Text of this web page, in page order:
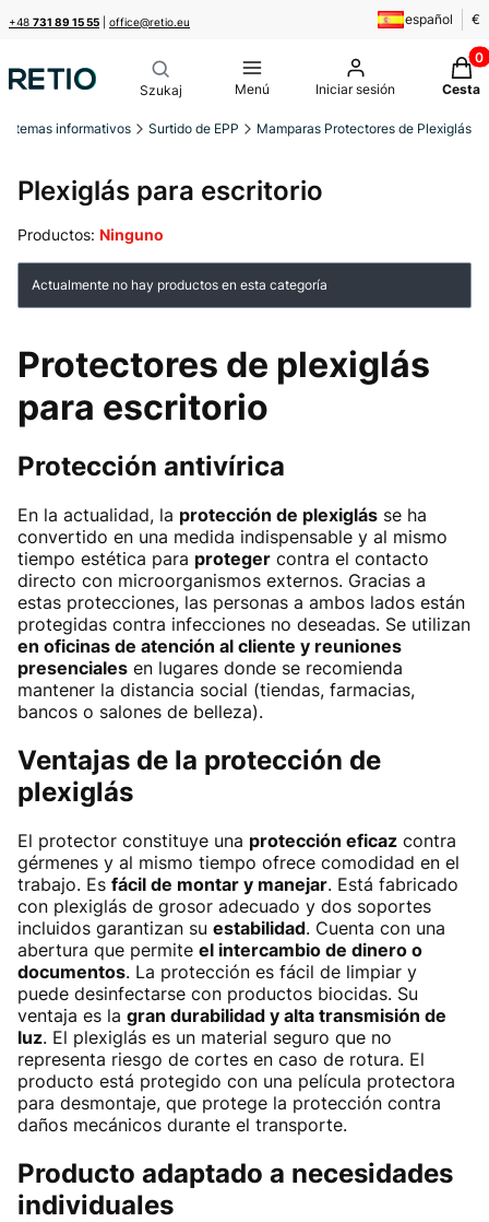
+48 731 89 15 55 office@retio.eu español €
Menú Iniciar sesión Cesta
informativos Surtido de EPP Mamparas Protectores de Plexiglás
Plexiglás para escritorio
Productos: Ninguno
Lista de productos
Actualmente no hay productos en esta categoría
Protectores de plexiglás
para escritorio
Protección antivírica
En la actualidad, la protección de plexiglás se ha
convertido en una medida indispensable y al mismo
tiempo estética para proteger contra el contacto
directo con microorganismos externos. Gracias a
estas protecciones, las personas a ambos lados están
protegidas contra infecciones no deseadas. Se utilizan
en oficinas de atención al cliente y reuniones
presenciales en lugares donde se recomienda
mantener la distancia social (tiendas, farmacias,
bancos o salones de belleza).
Ventajas de la protección de
plexiglás
El protector constituye una protección eficaz contra
gérmenes y al mismo tiempo ofrece comodidad en el
trabajo. Es fácil de montar y manejar. Está fabricado
con plexiglás de grosor adecuado y dos soportes
incluidos garantizan su estabilidad. Cuenta con una
abertura que permite el intercambio de dinero o
documentos. La protección es fácil de limpiar y
puede desinfectarse con productos biocidas. Su
ventaja es la gran durabilidad y alta transmisión de
luz. El plexiglás es un material seguro que no
representa riesgo de cortes en caso de rotura. El
producto está protegido con una película protectora
para desmontaje, que protege la protección contra
daños mecánicos durante el transporte.
Producto adaptado a necesidades
individuales